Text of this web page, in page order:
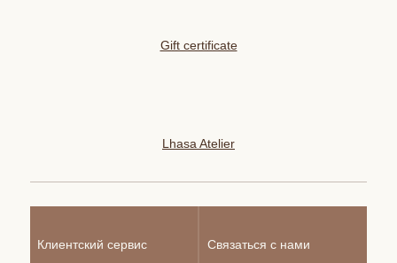
Gift certificate
Lhasa Atelier
Клиентский сервис Связаться с нами